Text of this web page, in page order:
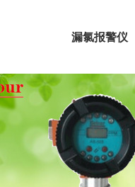
漏氯报警仪